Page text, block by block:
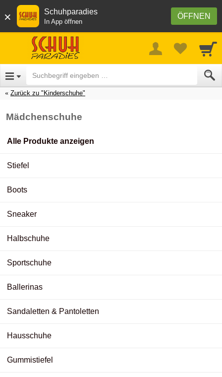
× ÖFFNEN
Schuhparadies
In App öffnen
Zurück zu "Kinderschuhe"
Mädchenschuhe
Alle Produkte anzeigen
Stiefel
Boots
Sneaker
Halbschuhe
Sportschuhe
Ballerinas
Sandaletten & Pantoletten
Hausschuhe
Gummistiefel